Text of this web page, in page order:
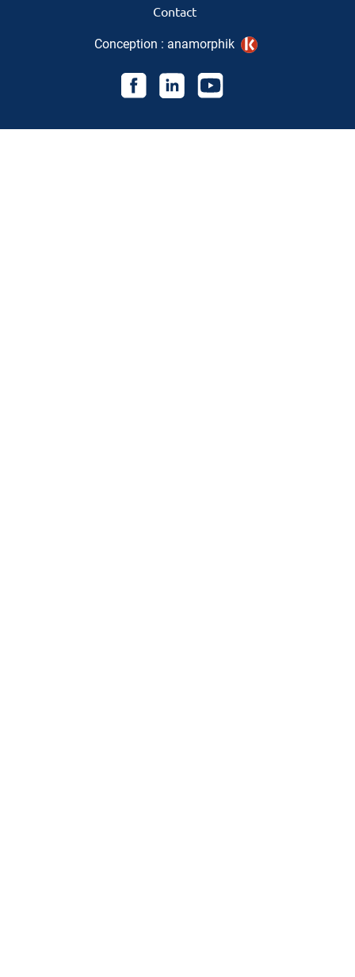
Contact
Conception : anamorphik